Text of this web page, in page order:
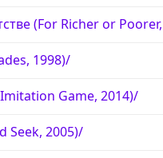
(For Richer or
1998)/
Game, 2014)/
Seek, 2005)/